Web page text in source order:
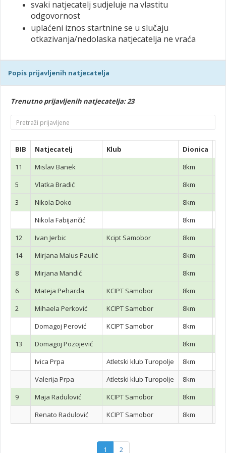
svaki natjecatelj sudjeluje na vlastitu
odgovornost
uplaćeni iznos startnine se u slučaju
otkazivanja/nedolaska natjecatelja ne vraća
Popis prijavljenih natjecatelja
Trenutno prijavljenih natjecatelja: 23
BIB Natjecatelj Klub Dionica
11
Mislav Banek
8km
5
Vlatka Bradić
8km
3
Nikola Doko
8km
Nikola Fabijančić
8km
12
Ivan Jerbic Kcipt Samobor
8km
14
Mirjana Malus Paulić
8km
8
Mirjana Mandić
8km
6
Mateja Peharda KCIPT Samobor
8km
2
Mihaela Perković KCIPT Samobor
8km
Domagoj Perović
KCIPT Samobor
8km
13
Domagoj Pozojević
8km
Ivica Prpa
Atletski klub Turopolje
8km
Valerija Prpa
Atletski klub Turopolje
8km
9
Maja Radulović KCIPT Samobor
8km
Renato Radulović
KCIPT Samobor 8km
1 2